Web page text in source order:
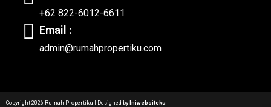
+62 822-6012-6611
Email :
admin@rumahpropertiku.com
Copyright 2026 Rumah Propertiku | Designed by Iniwebsiteku